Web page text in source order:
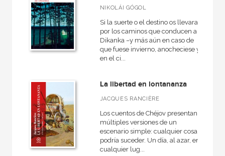
Catálogos PDF NIKOLÁI GÓGOL
Si la suerte o el destino os llevara
por los caminos que conducen a
Dikanka –y más aún en caso de
que fuese invierno, anocheciese y
en el ci...
La libertad en lontananza
JACQUES RANCIÈRE
Los cuentos de Chéjov presentan
múltiples versiones de un
escenario simple: cualquier cosa
podría suceder. Un día, al azar, en
cualquier lug...